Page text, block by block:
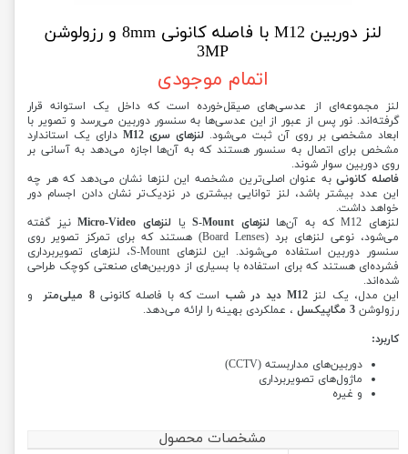
لنز دوربین M12 با فاصله کانونی 8mm و رزولوشن
3MP
اتمام موجودی
لنز مجموعه‌ای از عدسی‌های صیقل‌خورده است که داخل یک استوانه قرار
گرفته‌اند. نور پس از عبور از این عدسی‌ها به سنسور دوربین می‌رسد و تصویر با
ابعاد مشخصی بر روی آن ثبت می‌شود. لنزهای سری M12
دارای یک استاندارد
مشخص برای اتصال به سنسور هستند که به آن‌ها اجازه می‌دهد به آسانی بر
روی دوربین سوار شوند.
فاصله کانونیبه عنوان اصلی‌ترین مشخصه این لنزها نشان می‌دهد که هر چه
این عدد بیشتر باشد، لنز توانایی بیشتری در نزدیک‌تر نشان دادن اجسام دور
خواهد داشت.
لنزهای M12 که به آن‌ها
لنزهای S-Mount یا لنزهای Micro-Video
نیز گفته
می‌شود، نوعی لنزهای برد (Board Lenses) هستند که برای تمرکز تصویر روی
سنسور دوربین استفاده می‌شوند. این لنزهای S-Mount، لنزهای تصویربرداری
فشرده‌ای هستند که برای استفاده با بسیاری از دوربین‌های صنعتی کوچک طراحی
شده‌اند.
این مدل، یک لنز M12 دید در شب است که با فاصله کانونی8 میلی‌متر
و
رزولوشن 3 مگاپیکسل
، عملکردی بهینه را ارائه می‌دهد.
کاربرد:
دوربین‌های مداربسته (CCTV)
ماژول‌های تصویربرداری
و غیره
مشخصات محصول